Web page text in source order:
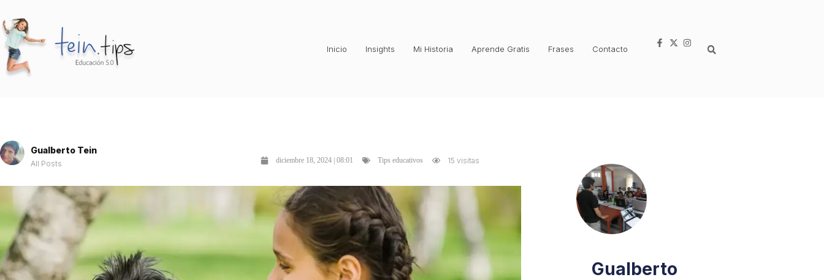
Inicio Insights Mi Historia Aprende Gratis Frases Contacto
Gualberto Tein
All Posts diciembre 18, 2024 | 08:01 Tips educativos 15 visitas
Gualberto